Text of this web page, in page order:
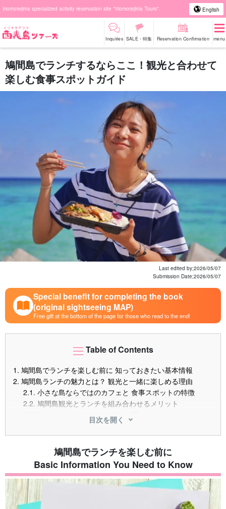
Iriomotejima specialized activity reservation site "Iriomotejima Tours". English
Inquiries SALE・特集 Reservation Confirmation menu
鳩間島でランチするならここ！観光と合わせて
楽しむ食事スポットガイド
Last edited by;2026/05/07
Submission Date;2026/05/07
Special benefit for completing the book
(original sightseeing MAP)
Free gift at the bottom of the page for those who read to the end!
Table of Contents
1. 鳩間島でランチを楽しむ前に 知っておきたい基本情報
2. 鳩間島ランチの魅力とは？ 観光と一緒に楽しめる理由
2.1. 小さな島ならではのカフェと 食事スポットの特徴
2.2. 鳩間島観光とランチを組み合わせるメリット
鳩間島のおすすめランチスポット3選！
①鳩間島観光のランチ拠点！ お休み処 あざて家
3.2.②豊富なメニューを楽しめる！ 食べ呑み処 ふぁいだ
③民宿も併せて利用できる！ ホシゾラショクドウ
レンタサイクルで巡る鳩間島観光とランチ
5.鳩間島ランチで失敗しないためのポイント
6. 鳩間島のランチに関する よくある質問（FAQ）
7.summary
目次を開く
鳩間島でランチを楽しむ前に
Basic Information You Need to Know